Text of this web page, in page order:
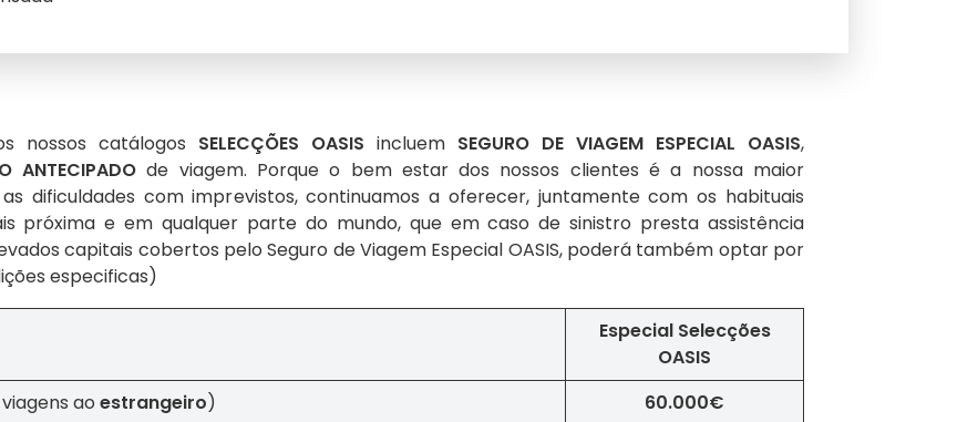
nossos catálogos SELECÇÕES OASIS incluem SEGURO DE VIAGEM ESPECIAL OASIS,
ANTECIPADOde viagem. Porque o bem estar dos nossos clientes é a nossa maior
dificuldades com imprevistos, continuamos a oferecer, juntamente com os habituais
próxima e em qualquer parte do mundo, que em caso de sinistro presta assistência
capitais cobertos pelo Seguro de Viagem Especial OASIS, poderá também optar por
especificas)
Especial Selecções
OASIS
ao estrangeiro)
60.000€